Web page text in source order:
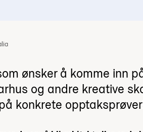
ønsker å komme inn
og andre kreative
konkrete